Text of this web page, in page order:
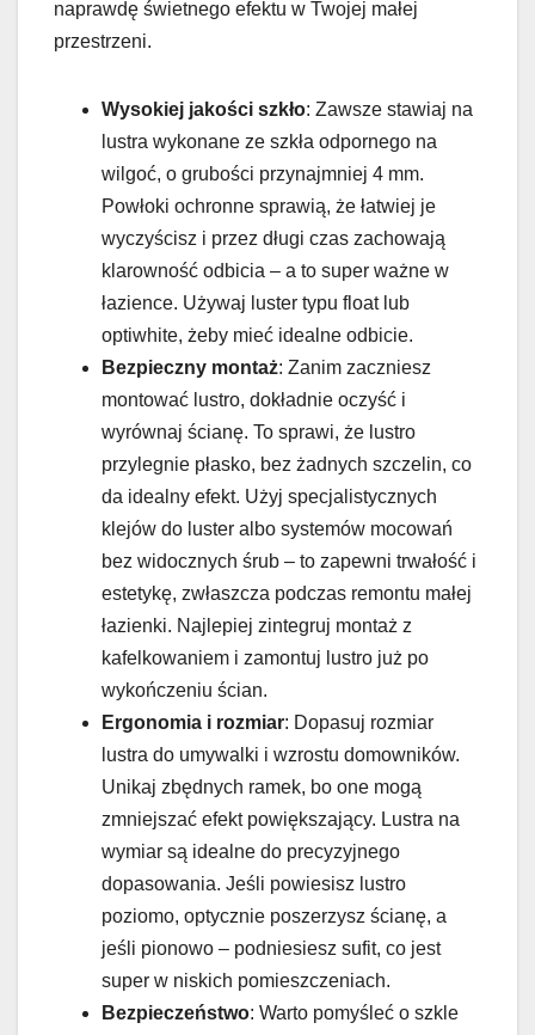
naprawdę świetnego efektu w Twojej małej
przestrzeni.
Wysokiej jakości szkło: Zawsze stawiaj na
lustra wykonane ze szkła odpornego na
wilgoć, o grubości przynajmniej 4 mm.
Powłoki ochronne sprawią, że łatwiej je
wyczyścisz i przez długi czas zachowają
klarowność odbicia – a to super ważne w
łazience. Używaj luster typu float lub
optiwhite, żeby mieć idealne odbicie.
Bezpieczny montaż: Zanim zaczniesz
montować lustro, dokładnie oczyść i
wyrównaj ścianę. To sprawi, że lustro
przylegnie płasko, bez żadnych szczelin, co
da idealny efekt. Użyj specjalistycznych
klejów do luster albo systemów mocowań
bez widocznych śrub – to zapewni trwałość i
estetykę, zwłaszcza podczas remontu małej
łazienki. Najlepiej zintegruj montaż z
kafelkowaniem i zamontuj lustro już po
wykończeniu ścian.
Ergonomia i rozmiar: Dopasuj rozmiar
lustra do umywalki i wzrostu domowników.
Unikaj zbędnych ramek, bo one mogą
zmniejszać efekt powiększający. Lustra na
wymiar są idealne do precyzyjnego
dopasowania. Jeśli powiesisz lustro
poziomo, optycznie poszerzysz ścianę, a
jeśli pionowo – podniesiesz sufit, co jest
super w niskich pomieszczeniach.
Bezpieczeństwo: Warto pomyśleć o szkle